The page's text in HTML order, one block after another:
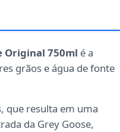
Original 750ml é a
grãos e água de fonte
que resulta em uma
da Grey Goose,